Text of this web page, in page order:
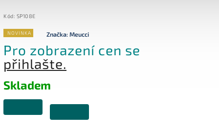
Kód: SP108E
NOVINKA Značka:Meucci
Pro zobrazení cen se
přihlašte.
Skladem